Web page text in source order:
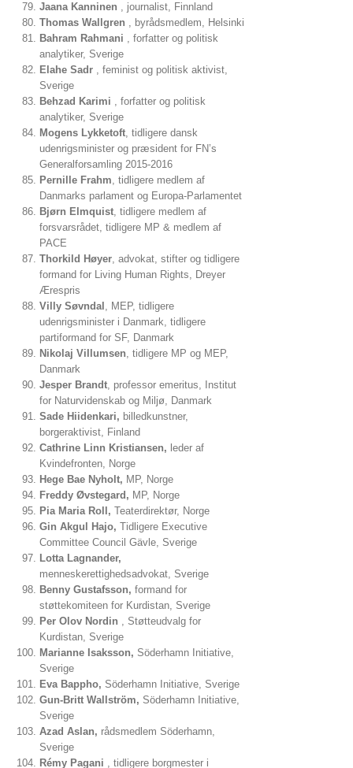
Jaana Kanninen , journalist, Finnland
Thomas Wallgren , byrådsmedlem, Helsinki
Bahram Rahmani , forfatter og politisk
analytiker, Sverige
Elahe Sadr , feminist og politisk aktivist,
Sverige
Behzad Karimi , forfatter og politisk
analytiker, Sverige
Mogens Lykketoft, tidligere dansk
udenrigsminister og præsident for FN’s
Generalforsamling 2015-2016
Pernille Frahm, tidligere medlem af
Danmarks parlament og Europa-Parlamentet
Bjørn Elmquist, tidligere medlem af
forsvarsrådet, tidligere MP & medlem af
PACE
Thorkild Høyer, advokat, stifter og tidligere
formand for Living Human Rights, Dreyer
Ærespris
Villy Søvndal , MEP, tidligere
udenrigsminister i Danmark, tidligere
partiformand for SF, Danmark
Nikolaj Villumsen, tidligere MP og MEP,
Danmark
Jesper Brandt, professor emeritus, Institut
for Naturvidenskab og Miljø, Danmark
Sade Hiidenkari, billedkunstner,
borgeraktivist, Finland
Cathrine Linn Kristiansen, leder af
Kvindefronten, Norge
Hege Bae Nyholt, MP, Norge
Freddy Øvstegard, MP, Norge
Pia Maria Roll, Teaterdirektør, Norge
Gin Akgul Hajo, Tidligere Executive
Committee Council Gävle, Sverige
Lotta Lagnander,
menneskerettighedsadvokat, Sverige
Benny Gustafsson, formand for
støttekomiteen for Kurdistan, Sverige
Per Olov Nordin , Støtteudvalg for
Kurdistan, Sverige
Marianne Isaksson, Söderhamn Initiative,
Sverige
Eva Bappho, Söderhamn Initiative, Sverige
Gun-Britt Wallström, Söderhamn Initiative,
Sverige
Azad Aslan, rådsmedlem Söderhamn,
Sverige
Rémy Pagani , tidligere borgmester i